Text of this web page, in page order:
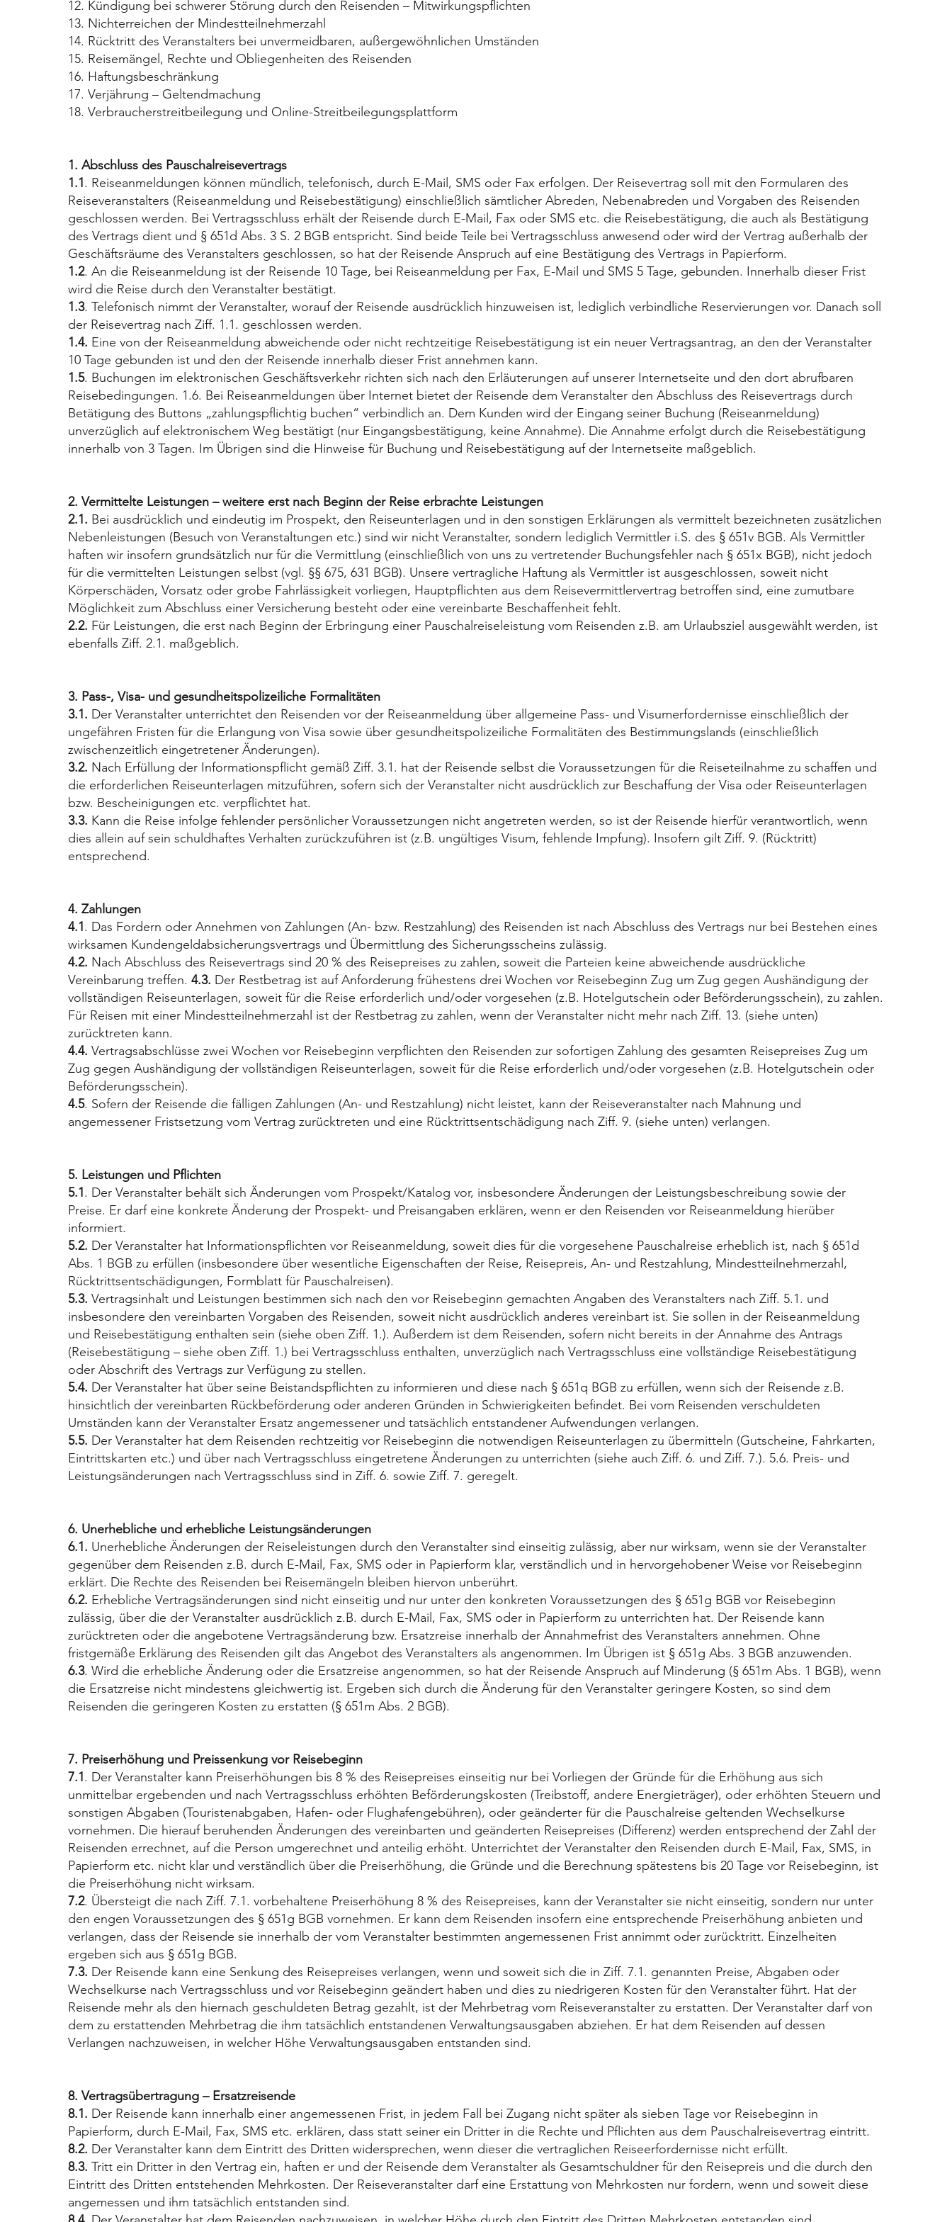
12. Kündigung bei schwerer Störung durch den Reisenden – Mitwirkungspflichten
13. Nichterreichen der Mindestteilnehmerzahl
14. Rücktritt des Veranstalters bei unvermeidbaren, außergewöhnlichen Umständen
15. Reisemängel, Rechte und Obliegenheiten des Reisenden
16. Haftungsbeschränkung
17. Verjährung – Geltendmachung
18. Verbraucherstreitbeilegung und Online-Streitbeilegungsplattform
1. Abschluss des Pauschalreisevertrags
1.1. Reiseanmeldungen können mündlich, telefonisch, durch E-Mail, SMS oder Fax erfolgen. Der Reisevertrag soll mit den Formularen des
Reiseveranstalters (Reiseanmeldung und Reisebestätigung) einschließlich sämtlicher Abreden, Nebenabreden und Vorgaben des Reisenden
geschlossen werden. Bei Vertragsschluss erhält der Reisende durch E-Mail, Fax oder SMS etc. die Reisebestätigung, die auch als Bestätigung
des Vertrags dient und § 651d Abs. 3 S. 2 BGB entspricht. Sind beide Teile bei Vertragsschluss anwesend oder wird der Vertrag außerhalb der
Geschäftsräume des Veranstalters geschlossen, so hat der Reisende Anspruch auf eine Bestätigung des Vertrags in Papierform.
1.2. An die Reiseanmeldung ist der Reisende 10 Tage, bei Reiseanmeldung per Fax, E-Mail und SMS 5 Tage, gebunden. Innerhalb dieser Frist
wird die Reise durch den Veranstalter bestätigt.
1.3. Telefonisch nimmt der Veranstalter, worauf der Reisende ausdrücklich hinzuweisen ist, lediglich verbindliche Reservierungen vor. Danach soll
der Reisevertrag nach Ziff. 1.1. geschlossen werden.
1.4. Eine von der Reiseanmeldung abweichende oder nicht rechtzeitige Reisebestätigung ist ein neuer Vertragsantrag, an den der Veranstalter
10 Tage gebunden ist und den der Reisende innerhalb dieser Frist annehmen kann.
1.5. Buchungen im elektronischen Geschäftsverkehr richten sich nach den Erläuterungen auf unserer Internetseite und den dort abrufbaren
Reisebedingungen. 1.6. Bei Reiseanmeldungen über Internet bietet der Reisende dem Veranstalter den Abschluss des Reisevertrags durch
Betätigung des Buttons „zahlungspflichtig buchen“ verbindlich an. Dem Kunden wird der Eingang seiner Buchung (Reiseanmeldung)
unverzüglich auf elektronischem Weg bestätigt (nur Eingangsbestätigung, keine Annahme). Die Annahme erfolgt durch die Reisebestätigung
innerhalb von 3 Tagen. Im Übrigen sind die Hinweise für Buchung und Reisebestätigung auf der Internetseite maßgeblich.
2. Vermittelte Leistungen – weitere erst nach Beginn der Reise erbrachte Leistungen
2.1. Bei ausdrücklich und eindeutig im Prospekt, den Reiseunterlagen und in den sonstigen Erklärungen als vermittelt bezeichneten zusätzlichen
Nebenleistungen (Besuch von Veranstaltungen etc.) sind wir nicht Veranstalter, sondern lediglich Vermittler i.S. des § 651v BGB. Als Vermittler
haften wir insofern grundsätzlich nur für die Vermittlung (einschließlich von uns zu vertretender Buchungsfehler nach § 651x BGB), nicht jedoch
für die vermittelten Leistungen selbst (vgl. §§ 675, 631 BGB). Unsere vertragliche Haftung als Vermittler ist ausgeschlossen, soweit nicht
Körperschäden, Vorsatz oder grobe Fahrlässigkeit vorliegen, Hauptpflichten aus dem Reisevermittlervertrag betroffen sind, eine zumutbare
Möglichkeit zum Abschluss einer Versicherung besteht oder eine vereinbarte Beschaffenheit fehlt.
2.2. Für Leistungen, die erst nach Beginn der Erbringung einer Pauschalreiseleistung vom Reisenden z.B. am Urlaubsziel ausgewählt werden, ist
ebenfalls Ziff. 2.1. maßgeblich.
3. Pass-, Visa- und gesundheitspolizeiliche Formalitäten
3.1. Der Veranstalter unterrichtet den Reisenden vor der Reiseanmeldung über allgemeine Pass- und Visumerfordernisse einschließlich der
ungefähren Fristen für die Erlangung von Visa sowie über gesundheitspolizeiliche Formalitäten des Bestimmungslands (einschließlich
zwischenzeitlich eingetretener Änderungen).
3.2. Nach Erfüllung der Informationspflicht gemäß Ziff. 3.1. hat der Reisende selbst die Voraussetzungen für die Reiseteilnahme zu schaffen und
die erforderlichen Reiseunterlagen mitzuführen, sofern sich der Veranstalter nicht ausdrücklich zur Beschaffung der Visa oder Reiseunterlagen
bzw. Bescheinigungen etc. verpflichtet hat.
3.3. Kann die Reise infolge fehlender persönlicher Voraussetzungen nicht angetreten werden, so ist der Reisende hierfür verantwortlich, wenn
dies allein auf sein schuldhaftes Verhalten zurückzuführen ist (z.B. ungültiges Visum, fehlende Impfung). Insofern gilt Ziff. 9. (Rücktritt)
entsprechend.
4. Zahlungen
4.1. Das Fordern oder Annehmen von Zahlungen (An- bzw. Restzahlung) des Reisenden ist nach Abschluss des Vertrags nur bei Bestehen eines
wirksamen Kundengeldabsicherungsvertrags und Übermittlung des Sicherungsscheins zulässig.
4.2. Nach Abschluss des Reisevertrags sind 20 % des Reisepreises zu zahlen, soweit die Parteien keine abweichende ausdrückliche
Vereinbarung treffen. 4.3. Der Restbetrag ist auf Anforderung frühestens drei Wochen vor Reisebeginn Zug um Zug gegen Aushändigung der
vollständigen Reiseunterlagen, soweit für die Reise erforderlich und/oder vorgesehen (z.B. Hotelgutschein oder Beförderungsschein), zu zahlen.
Für Reisen mit einer Mindestteilnehmerzahl ist der Restbetrag zu zahlen, wenn der Veranstalter nicht mehr nach Ziff. 13. (siehe unten)
zurücktreten kann.
4.4. Vertragsabschlüsse zwei Wochen vor Reisebeginn verpflichten den Reisenden zur sofortigen Zahlung des gesamten Reisepreises Zug um
Zug gegen Aushändigung der vollständigen Reiseunterlagen, soweit für die Reise erforderlich und/oder vorgesehen (z.B. Hotelgutschein oder
Beförderungsschein).
4.5. Sofern der Reisende die fälligen Zahlungen (An- und Restzahlung) nicht leistet, kann der Reiseveranstalter nach Mahnung und
angemessener Fristsetzung vom Vertrag zurücktreten und eine Rücktrittsentschädigung nach Ziff. 9. (siehe unten) verlangen.
5. Leistungen und Pflichten
5.1. Der Veranstalter behält sich Änderungen vom Prospekt/Katalog vor, insbesondere Änderungen der Leistungsbeschreibung sowie der
Preise. Er darf eine konkrete Änderung der Prospekt- und Preisangaben erklären, wenn er den Reisenden vor Reiseanmeldung hierüber
informiert.
5.2. Der Veranstalter hat Informationspflichten vor Reiseanmeldung, soweit dies für die vorgesehene Pauschalreise erheblich ist, nach § 651d
Abs. 1 BGB zu erfüllen (insbesondere über wesentliche Eigenschaften der Reise, Reisepreis, An- und Restzahlung, Mindestteilnehmerzahl,
Rücktrittsentschädigungen, Formblatt für Pauschalreisen).
5.3. Vertragsinhalt und Leistungen bestimmen sich nach den vor Reisebeginn gemachten Angaben des Veranstalters nach Ziff. 5.1. und
insbesondere den vereinbarten Vorgaben des Reisenden, soweit nicht ausdrücklich anderes vereinbart ist. Sie sollen in der Reiseanmeldung
und Reisebestätigung enthalten sein (siehe oben Ziff. 1.). Außerdem ist dem Reisenden, sofern nicht bereits in der Annahme des Antrags
(Reisebestätigung – siehe oben Ziff. 1.) bei Vertragsschluss enthalten, unverzüglich nach Vertragsschluss eine vollständige Reisebestätigung
oder Abschrift des Vertrags zur Verfügung zu stellen.
5.4. Der Veranstalter hat über seine Beistandspflichten zu informieren und diese nach § 651q BGB zu erfüllen, wenn sich der Reisende z.B.
hinsichtlich der vereinbarten Rückbeförderung oder anderen Gründen in Schwierigkeiten befindet. Bei vom Reisenden verschuldeten
Umständen kann der Veranstalter Ersatz angemessener und tatsächlich entstandener Aufwendungen verlangen.
5.5. Der Veranstalter hat dem Reisenden rechtzeitig vor Reisebeginn die notwendigen Reiseunterlagen zu übermitteln (Gutscheine, Fahrkarten,
Eintrittskarten etc.) und über nach Vertragsschluss eingetretene Änderungen zu unterrichten (siehe auch Ziff. 6. und Ziff. 7.). 5.6. Preis- und
Leistungsänderungen nach Vertragsschluss sind in Ziff. 6. sowie Ziff. 7. geregelt.
6. Unerhebliche und erhebliche Leistungsänderungen
6.1. Unerhebliche Änderungen der Reiseleistungen durch den Veranstalter sind einseitig zulässig, aber nur wirksam, wenn sie der Veranstalter
gegenüber dem Reisenden z.B. durch E-Mail, Fax, SMS oder in Papierform klar, verständlich und in hervorgehobener Weise vor Reisebeginn
erklärt. Die Rechte des Reisenden bei Reisemängeln bleiben hiervon unberührt.
6.2. Erhebliche Vertragsänderungen sind nicht einseitig und nur unter den konkreten Voraussetzungen des § 651g BGB vor Reisebeginn
zulässig, über die der Veranstalter ausdrücklich z.B. durch E-Mail, Fax, SMS oder in Papierform zu unterrichten hat. Der Reisende kann
zurücktreten oder die angebotene Vertragsänderung bzw. Ersatzreise innerhalb der Annahmefrist des Veranstalters annehmen. Ohne
fristgemäße Erklärung des Reisenden gilt das Angebot des Veranstalters als angenommen. Im Übrigen ist § 651g Abs. 3 BGB anzuwenden.
6.3. Wird die erhebliche Änderung oder die Ersatzreise angenommen, so hat der Reisende Anspruch auf Minderung (§ 651m Abs. 1 BGB), wenn
die Ersatzreise nicht mindestens gleichwertig ist. Ergeben sich durch die Änderung für den Veranstalter geringere Kosten, so sind dem
Reisenden die geringeren Kosten zu erstatten (§ 651m Abs. 2 BGB).
7. Preiserhöhung und Preissenkung vor Reisebeginn
7.1. Der Veranstalter kann Preiserhöhungen bis 8 % des Reisepreises einseitig nur bei Vorliegen der Gründe für die Erhöhung aus sich
unmittelbar ergebenden und nach Vertragsschluss erhöhten Beförderungskosten (Treibstoff, andere Energieträger), oder erhöhten Steuern und
sonstigen Abgaben (Touristenabgaben, Hafen- oder Flughafengebühren), oder geänderter für die Pauschalreise geltenden Wechselkurse
vornehmen. Die hierauf beruhenden Änderungen des vereinbarten und geänderten Reisepreises (Differenz) werden entsprechend der Zahl der
Reisenden errechnet, auf die Person umgerechnet und anteilig erhöht. Unterrichtet der Veranstalter den Reisenden durch E-Mail, Fax, SMS, in
Papierform etc. nicht klar und verständlich über die Preiserhöhung, die Gründe und die Berechnung spätestens bis 20 Tage vor Reisebeginn, ist
die Preiserhöhung nicht wirksam.
7.2. Übersteigt die nach Ziff. 7.1. vorbehaltene Preiserhöhung 8 % des Reisepreises, kann der Veranstalter sie nicht einseitig, sondern nur unter
den engen Voraussetzungen des § 651g BGB vornehmen. Er kann dem Reisenden insofern eine entsprechende Preiserhöhung anbieten und
verlangen, dass der Reisende sie innerhalb der vom Veranstalter bestimmten angemessenen Frist annimmt oder zurücktritt. Einzelheiten
ergeben sich aus § 651g BGB.
7.3. Der Reisende kann eine Senkung des Reisepreises verlangen, wenn und soweit sich die in Ziff. 7.1. genannten Preise, Abgaben oder
Wechselkurse nach Vertragsschluss und vor Reisebeginn geändert haben und dies zu niedrigeren Kosten für den Veranstalter führt. Hat der
Reisende mehr als den hiernach geschuldeten Betrag gezahlt, ist der Mehrbetrag vom Reiseveranstalter zu erstatten. Der Veranstalter darf von
dem zu erstattenden Mehrbetrag die ihm tatsächlich entstandenen Verwaltungsausgaben abziehen. Er hat dem Reisenden auf dessen
Verlangen nachzuweisen, in welcher Höhe Verwaltungsausgaben entstanden sind.
8. Vertragsübertragung – Ersatzreisende
8.1. Der Reisende kann innerhalb einer angemessenen Frist, in jedem Fall bei Zugang nicht später als sieben Tage vor Reisebeginn in
Papierform, durch E-Mail, Fax, SMS etc. erklären, dass statt seiner ein Dritter in die Rechte und Pflichten aus dem Pauschalreisevertrag eintritt.
8.2. Der Veranstalter kann dem Eintritt des Dritten widersprechen, wenn dieser die vertraglichen Reiseerfordernisse nicht erfüllt.
8.3. Tritt ein Dritter in den Vertrag ein, haften er und der Reisende dem Veranstalter als Gesamtschuldner für den Reisepreis und die durch den
Eintritt des Dritten entstehenden Mehrkosten. Der Reiseveranstalter darf eine Erstattung von Mehrkosten nur fordern, wenn und soweit diese
angemessen und ihm tatsächlich entstanden sind.